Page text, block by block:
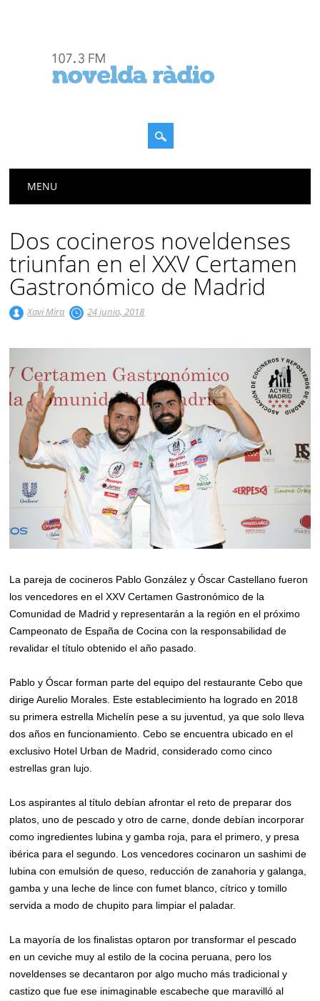
Menú principal
MENU
Dos cocineros noveldenses
triunfan en el XXV Certamen
Gastronómico de Madrid
Xavi Mira 24 junio, 2018
La pareja de cocineros Pablo González y Óscar Castellano fueron
los vencedores en el XXV Certamen Gastronómico de la
Comunidad de Madrid y representarán a la región en el próximo
Campeonato de España de Cocina con la responsabilidad de
revalidar el título obtenido el año pasado.
Pablo y Óscar forman parte del equipo del restaurante Cebo que
dirige Aurelio Morales. Este establecimiento ha logrado en 2018
su primera estrella Michelín pese a su juventud, ya que solo lleva
dos años en funcionamiento. Cebo se encuentra ubicado en el
exclusivo Hotel Urban de Madrid, considerado como cinco
estrellas gran lujo.
Los aspirantes al título debían afrontar el reto de preparar dos
platos, uno de pescado y otro de carne, donde debían incorporar
como ingredientes lubina y gamba roja, para el primero, y presa
ibérica para el segundo. Los vencedores cocinaron un sashimi de
lubina con emulsión de queso, reducción de zanahoria y galanga,
gamba y una leche de lince con fumet blanco, cítrico y tomillo
servida a modo de chupito para limpiar el paladar.
La mayoría de los finalistas optaron por transformar el pescado
en un ceviche muy al estilo de la cocina peruana, pero los
noveldenses se decantaron por algo mucho más tradicional y
castizo que fue ese inimaginable escabeche que maravilló al